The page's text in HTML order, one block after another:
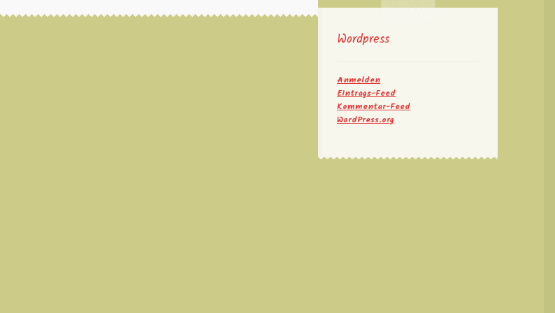
Wordpress
Anmelden
Eintrags-Feed
Kommentar-Feed
WordPress.org